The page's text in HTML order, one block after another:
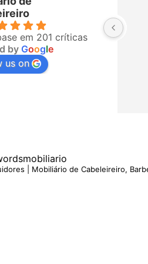
em 201 críticas
by Google
us on
Já é a terceira
com eles.
| Mobiliário de Cabeleireiro,